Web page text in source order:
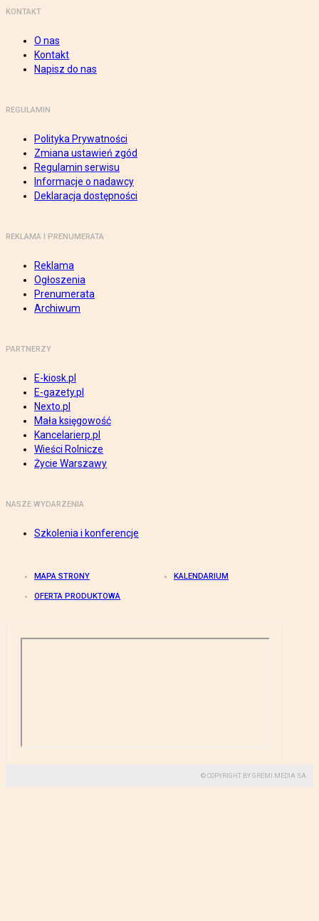
KONTAKT
O nas
Kontakt
Napisz do nas
REGULAMIN
Polityka Prywatności
Zmiana ustawień zgód
Regulamin serwisu
Informacje o nadawcy
Deklaracja dostępności
REKLAMA I PRENUMERATA
Reklama
Ogłoszenia
Prenumerata
Archiwum
PARTNERZY
E-kiosk.pl
E-gazety.pl
Nexto.pl
Mała księgowość
Kancelarierp.pl
Wieści Rolnicze
Życie Warszawy
NASZE WYDARZENIA
Szkolenia i konferencje
MAPA STRONY KALENDARIUM
OFERTA PRODUKTOWA
© COPYRIGHT BY GREMI MEDIA SA